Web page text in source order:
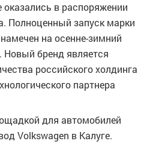
в распоряжении
Полноценный запуск марки
на осенне-зимний
Новый бренд является
российского холдинга
партнера
для автомобилей
Volkswagen в Калуге.